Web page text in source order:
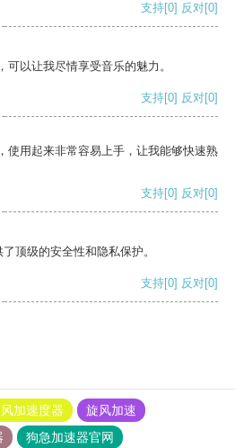
支持[0] 反对[0]
以让我尽情享受音乐的魅力。
支持[0] 反对[0]
使用起来非常容易上手，让我能够快速熟
支持[0] 反对[0]
顶级的安全性和隐私保护。
支持[0] 反对[0]
加速度器
旋风加速
狗急加速器官网